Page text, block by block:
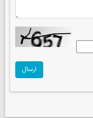
ارسال